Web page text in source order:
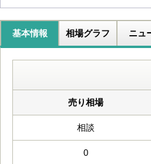
基本情報 相場グラフ ニュ
売り相場
相談
0